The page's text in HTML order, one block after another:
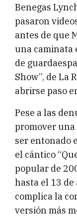
Benegas
pasaron
antes de que
una caminata
de
Show”, de La
abrirse paso
Pese a las
promover una
ser entonado
el cántico
popular de
hasta el 13 de
complica la
versión más